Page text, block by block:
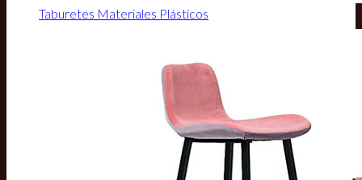
Taburetes Materiales Plásticos